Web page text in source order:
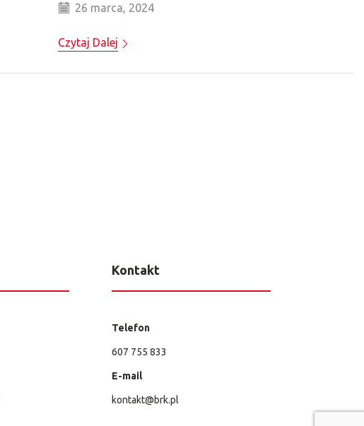
26 marca, 2024
Czytaj Dalej
Kontakt
Telefon
607 755 833
E-mail
kontakt@brk.pl